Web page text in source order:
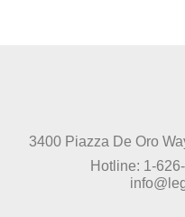
3400 Piazza De Oro
Hotline: 1-